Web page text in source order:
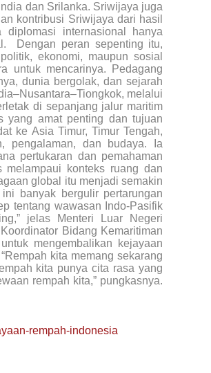
dan Srilanka. Sriwijaya juga
kontribusi Sriwijaya dari hasil
internasional hanya
Dengan peran sepenting itu,
ekonomi, maupun sosial
untuk mencarinya. Pedagang
dunia bergolak, dan sejarah
melalui
di sepanjang jalur maritim
yang amat penting dan tujuan
ke Asia Timur, Timur Tengah,
pengalaman, dan budaya. Ia
pertukaran dan pemahaman
melampaui konteks ruang dan
global itu menjadi semakin
banyak bergulir pertarungan
tentang wawasan Indo-Pasifik
jelas Menteri Luar Negeri
Bidang Kemaritiman
mengembalikan kejayaan
kita memang sekarang
kita punya cita rasa yang
rempah kita,” pungkasnya.
rempah-indonesia